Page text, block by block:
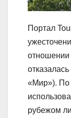
Портал
отношении
«Мир»). По
рубежом